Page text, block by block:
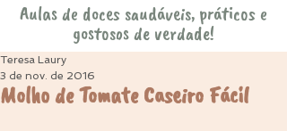
Aulas de doces saudáveis, práticos e
gostosos de verdade!
Molho de Tomate Caseiro Fácil
Teresa Laury
3 de nov. de 2016